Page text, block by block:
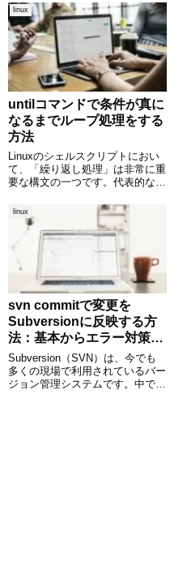
に便利です。特に高圧縮率が求め
られる場面では、bzip2は非常に
有効な手段です。本記事では、
bzip2コマンドの基
linux
untilコマンドで条件が真に
なるまでループ処理をする
方法
Linuxのシェルスクリプトにおい
て、「繰り返し処理」は非常に重
要な構文の一つです。代表的なル
すが、「条件が真になるまで処理
を繰り返したい」といった場合に
はuntilコマンドが適しています。
この記事では
linux
svn commitで変更を
Subversionに反映する方
法：基本からエラー対策ま
で詳しく解説
Subversion（SVN）は、今でも
多くの現場で利用されているバー
ジョン管理システムです。中で